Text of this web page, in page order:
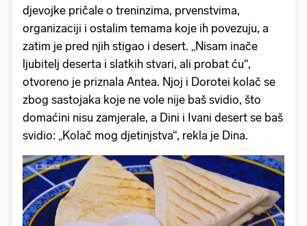
djevojke pričale o treninzima, prvenstvima,
organizaciji i ostalim temama koje ih povezuju, a
zatim je pred njih stigao i desert. „Nisam inače
ljubitelj deserta i slatkih stvari, ali probat ću“,
otvoreno je priznala Antea. Njoj i Dorotei kolač se
zbog sastojaka koje ne vole nije baš svidio, što
domaćini nisu zamjerale, a Dini i Ivani desert se baš
svidio: „Kolač mog djetinjstva“, rekla je Dina.